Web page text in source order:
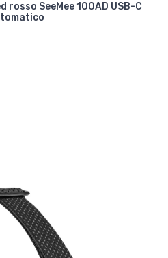
SeeMee 100AD USB-C